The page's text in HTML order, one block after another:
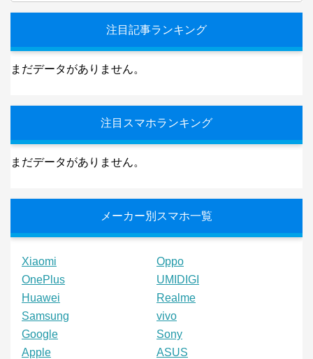
注目記事ランキング
まだデータがありません。
注目スマホランキング
まだデータがありません。
メーカー別スマホ一覧
Xiaomi
Oppo
OnePlus
UMIDIGI
Huawei
Realme
Samsung
vivo
Google
Sony
Apple
ASUS